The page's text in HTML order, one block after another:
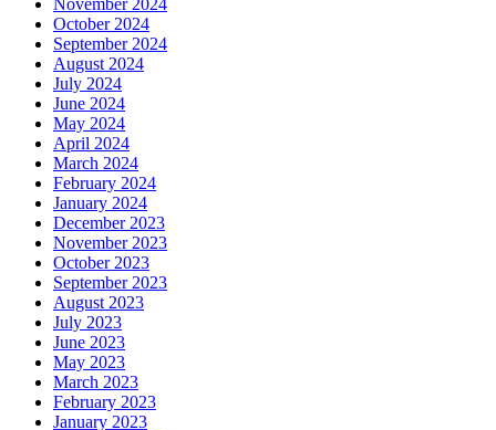
October 2024
September 2024
August 2024
July 2024
June 2024
May 2024
April 2024
March 2024
February 2024
January 2024
December 2023
November 2023
October 2023
September 2023
August 2023
July 2023
June 2023
May 2023
March 2023
February 2023
January 2023